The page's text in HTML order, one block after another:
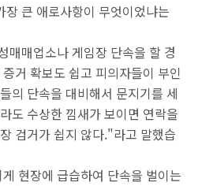
큰 애로사항이 무엇이었냐는
매매업소나 게임장 단속을 할 경
거 확보도 쉽고 피의자들이 부인
의 단속을 대비해서 문지기를 세
도 수상한 낌새가 보이면 연락을
검거가 쉽지 않다."라고 말했습
현장에 급습하여 단속을 벌이는